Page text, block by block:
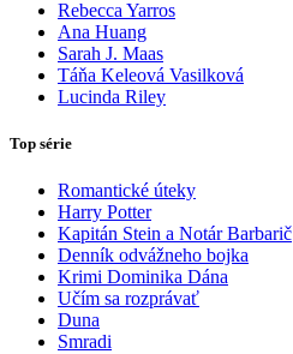
Rebecca Yarros
Ana Huang
Sarah J. Maas
Táňa Keleová Vasilková
Lucinda Riley
Top série
Romantické úteky
Harry Potter
Kapitán Stein a Notár Barbarič
Denník odvážneho bojka
Krimi Dominika Dána
Učím sa rozprávať
Duna
Smradi